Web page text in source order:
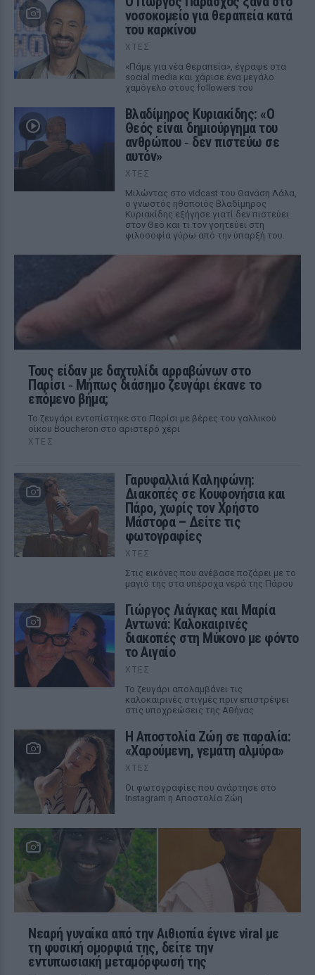
νοσοκομείο για θεραπεία κατά
του καρκίνου
ΧΤΕΣ
«Πάμε για νέα θεραπεία», έγραψε στα
social media και χάρισε ένα μεγάλο
χαμόγελο στους followers του
Βλαδίμηρος Κυριακίδης: «Ο
Θεός είναι δημιούργημα του
ανθρώπου ‑ δεν πιστεύω σε
αυτόν»
ΧΤΕΣ
Μιλώντας στο vidcast του Θανάση Λάλα,
ο γνωστός ηθοποιός Βλαδίμηρος
Κυριακίδης εξήγησε γιατί δεν πιστεύει
στον Θεό και τι τον γοητεύει στη
φιλοσοφία γύρω από την ύπαρξή του.
Τους είδαν με δαχτυλίδι αρραβώνων στο
Παρίσι ‑ Μήπως διάσημο ζευγάρι έκανε το
επόμενο βήμα;
Το ζευγάρι εντοπίστηκε στο Παρίσι με βέρες του γαλλικού
οίκου Boucheron στο αριστερό χέρι
ΧΤΕΣ
Γαρυφαλλιά Καληφώνη:
Διακοπές σε Κουφονήσια και
Πάρο, χωρίς τον Χρήστο
Μάστορα – Δείτε τις
φωτογραφίες
ΧΤΕΣ
Στις εικόνες που ανέβασε ποζάρει με το
μαγιό της στα υπέροχα νερά της Πάρου
Γιώργος Λιάγκας και Μαρία
Αντωνά: Καλοκαιρινές
διακοπές στη Μύκονο με φόντο
το Αιγαίο
ΧΤΕΣ
Το ζευγάρι απολαμβάνει τις
καλοκαιρινές στιγμές πριν επιστρέψει
στις υποχρεώσεις της Αθήνας
Η Αποστολία Ζώη σε παραλία:
«Χαρούμενη, γεμάτη αλμύρα»
ΧΤΕΣ
Οι φωτογραφίες που ανάρτησε στο
Instagram η Αποστολία Ζώη
Νεαρή γυναίκα από την Αιθιοπία έγινε viral με
τη φυσική ομορφιά της, δείτε την
εντυπωσιακή μεταμόρφωσή της